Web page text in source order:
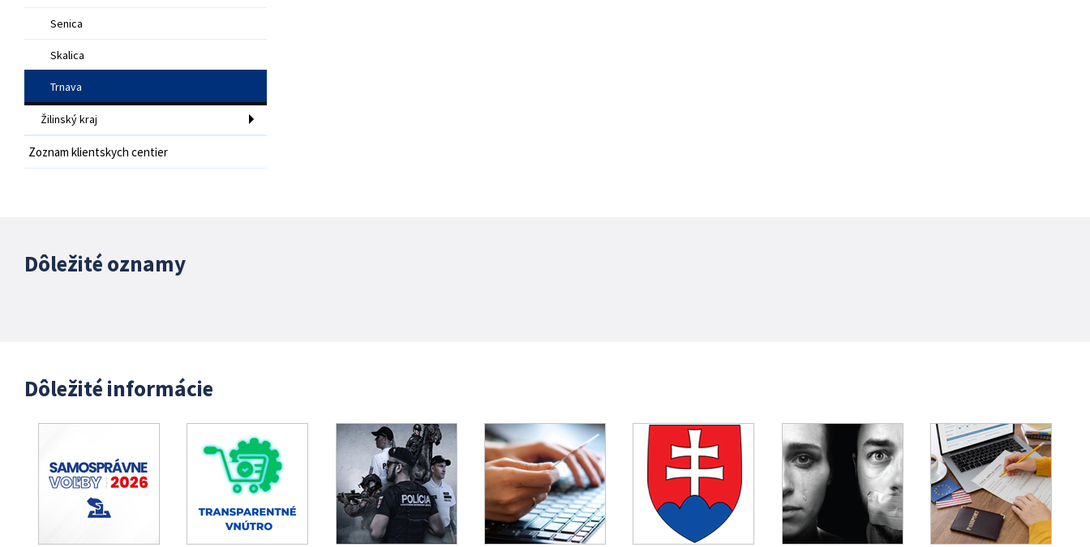
Senica
Skalica
Trnava
Žilinský kraj
Zoznam klientskych centier
Dôležité oznamy
Dôležité informácie